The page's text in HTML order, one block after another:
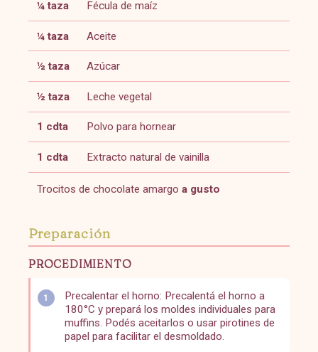
¼ taza Fécula de maíz
¼ taza Aceite
½ taza Azúcar
½ taza Leche vegetal
1 cdta Polvo para hornear
1 cdta Extracto natural de vainilla
Trocitos de chocolate amargo a gusto
Preparación
PROCEDIMIENTO
Precalentar el horno: Precalentá el horno a
180°C y prepará los moldes individuales para
muffins. Podés aceitarlos o usar pirotines de
papel para facilitar el desmoldado.